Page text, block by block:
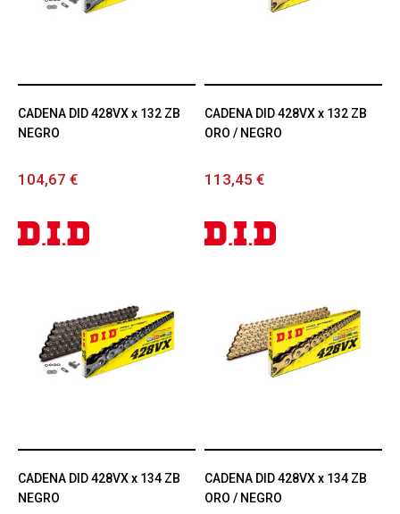
CADENA DID 428VX x 132 ZB
NEGRO
104,67 €
CADENA DID 428VX x 132 ZB
ORO / NEGRO
113,45 €
CADENA DID 428VX x 134 ZB
NEGRO
CADENA DID 428VX x 134 ZB
ORO / NEGRO